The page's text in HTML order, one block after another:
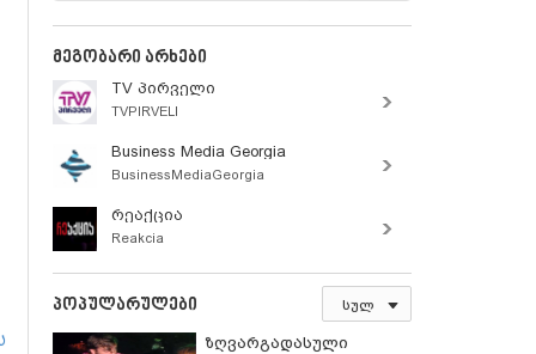
მეგობარი არხები
TV პირველი
TVPIRVELI​
Business Media Georgia
BusinessMediaGeorgia
რეაქცია
Reakcia
პოპულარულები სულ
ზღვარგადასული